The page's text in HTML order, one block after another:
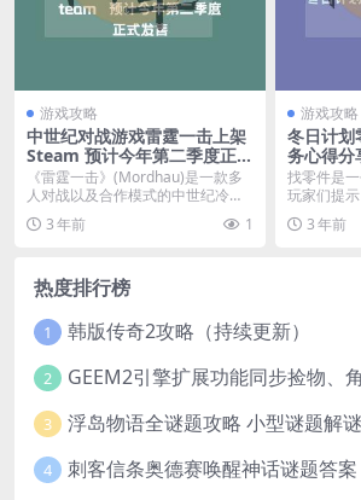
游戏攻略
中世纪对战游戏雷霆一击上架
Steam 预计今年第二季度正式
发售
《雷霆一击》(Mordhau)是一款多
人对战以及合作模式的中世纪冷兵
器战斗游戏，...
3 年前 1
游戏攻略
冬日计划
务心得分
找零件是
玩家们提
零件，下面
3 年前
热度排行榜
1 韩版传奇2攻略（持续更新）
2 GEEM2引擎扩展功能同步捡物、
3 浮岛物语全谜题攻略 小型谜题解
4